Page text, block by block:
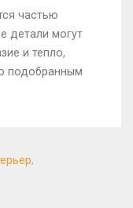
частью
детали могут
и тепло,
подобранным